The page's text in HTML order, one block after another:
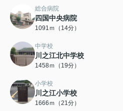
総合病院
四国中央病院
1091ｍ（14分）
中学校
川之江北中学校
1458ｍ（19分）
小学校
川之江小学校
1666ｍ（21分）